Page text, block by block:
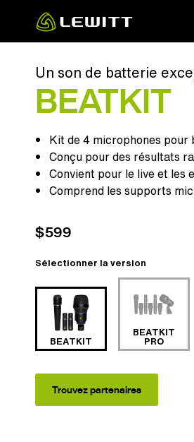
main
Un son de batterie
BEATKIT
Kit de 4 microphones pour
Conçu pour des résultats
Convient pour le live et les
Comprend les supports
$599
Sélectionner la version
BEATKIT
BEATKIT
PRO
Trouvez partenaires